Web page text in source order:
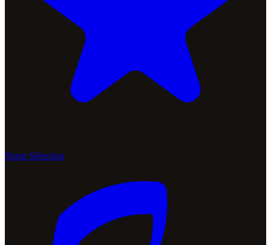
Notre Sélection